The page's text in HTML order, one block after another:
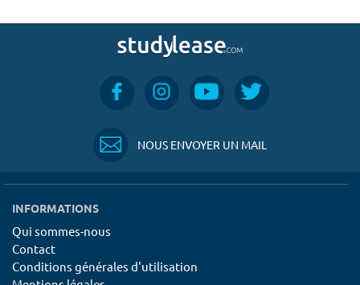
NOUS ENVOYER UN MAIL
INFORMATIONS
Qui sommes-nous
Contact
Conditions générales d'utilisation